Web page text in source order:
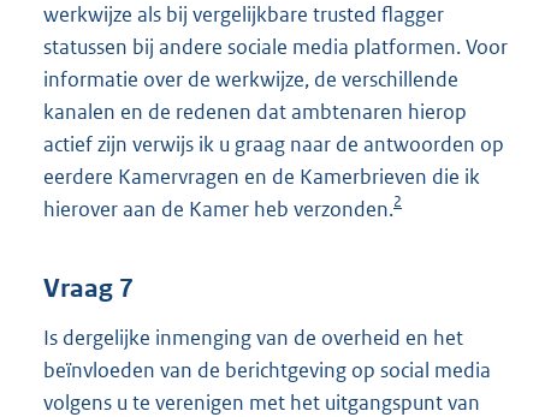
werkwijze als bij vergelijkbare trusted flagger
statussen bij andere sociale media platformen. Voor
informatie over de werkwijze, de verschillende
kanalen en de redenen dat ambtenaren hierop
actief zijn verwijs ik u graag naar de antwoorden op
eerdere Kamervragen en de Kamerbrieven die ik
hierover aan de Kamer heb verzonden.2
Vraag 7
Is dergelijke inmenging van de overheid en het
beïnvloeden van de berichtgeving op social media
volgens u te verenigen met het uitgangspunt van